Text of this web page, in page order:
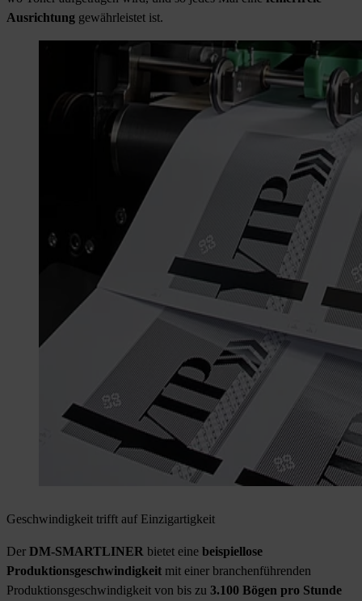
Ausrichtung gewährleistet ist.
Geschwindigkeit trifft auf Einzigartigkeit
Der DM-SMARTLINER bietet eine beispiellose
Produktionsgeschwindigkeit mit einer branchenführenden
Produktionsgeschwindigkeit von bis zu 3.100 Bögen pro Stunde